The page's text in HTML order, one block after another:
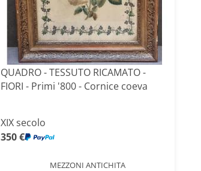
QUADRO - TESSUTO RICAMATO -
FIORI - Primi '800 - Cornice coeva
XIX secolo
350 €
MEZZONI ANTICHITA